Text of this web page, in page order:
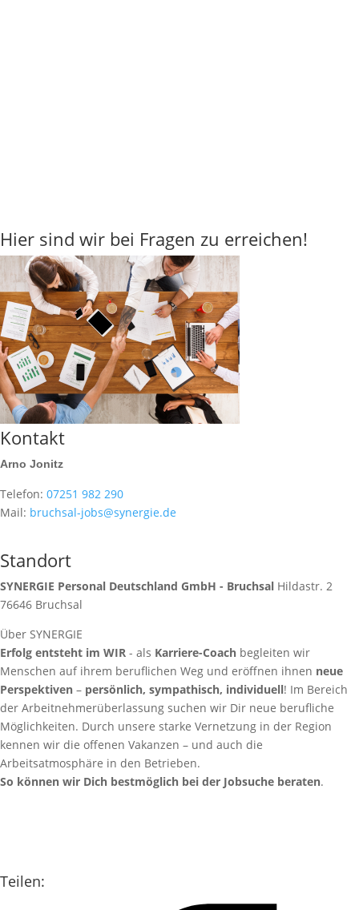
Hier sind wir bei Fragen zu erreichen!
Kontakt
Arno Jonitz
Telefon: 07251 982 290
Mail: bruchsal-jobs@synergie.de
Standort
SYNERGIE Personal Deutschland GmbH - Bruchsal Hildastr. 2
76646 Bruchsal
Über SYNERGIE
Erfolg entsteht im WIR - als Karriere-Coach begleiten wir
Menschen auf ihrem beruflichen Weg und eröffnen ihnen neue
Perspektiven – persönlich, sympathisch, individuell! Im Bereich
der Arbeitnehmerüberlassung suchen wir Dir neue berufliche
Möglichkeiten. Durch unsere starke Vernetzung in der Region
kennen wir die offenen Vakanzen – und auch die
Arbeitsatmosphäre in den Betrieben.
So können wir Dich bestmöglich bei der Jobsuche beraten.
Teilen: